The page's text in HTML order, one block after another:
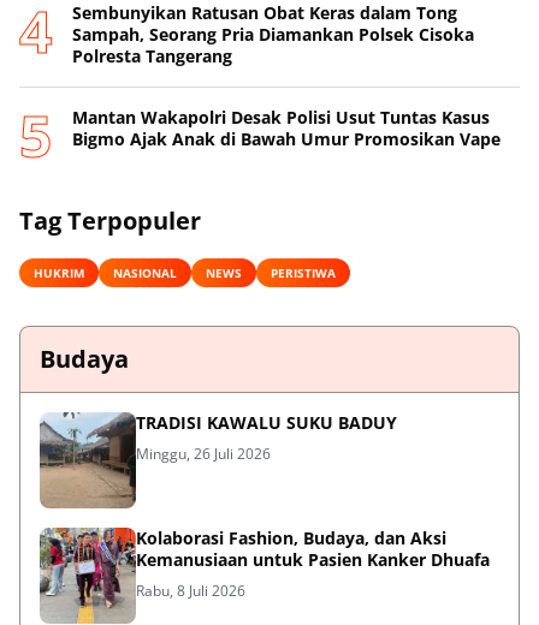
Sembunyikan Ratusan Obat Keras dalam Tong
Sampah, Seorang Pria Diamankan Polsek Cisoka
Polresta Tangerang
Mantan Wakapolri Desak Polisi Usut Tuntas Kasus
Bigmo Ajak Anak di Bawah Umur Promosikan Vape
Tag Terpopuler
HUKRIM NASIONAL NEWS PERISTIWA
Budaya
TRADISI KAWALU SUKU BADUY
Minggu, 26 Juli 2026
Kolaborasi Fashion, Budaya, dan Aksi
Kemanusiaan untuk Pasien Kanker Dhuafa
Rabu, 8 Juli 2026